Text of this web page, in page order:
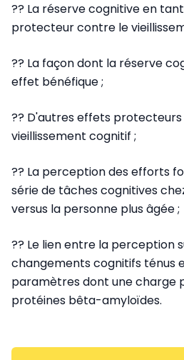
?? La réserve cognitive en
protecteur contre le
?? La façon dont la réserve
effet bénéfique ;
?? D'autres effets
vieillissement cognitif ;
?? La perception des efforts
série de tâches cognitives
versus la personne plus âgée ;
?? Le lien entre la perception
changements cognitifs ténus
paramètres dont une charge
protéines bêta-amyloïdes.